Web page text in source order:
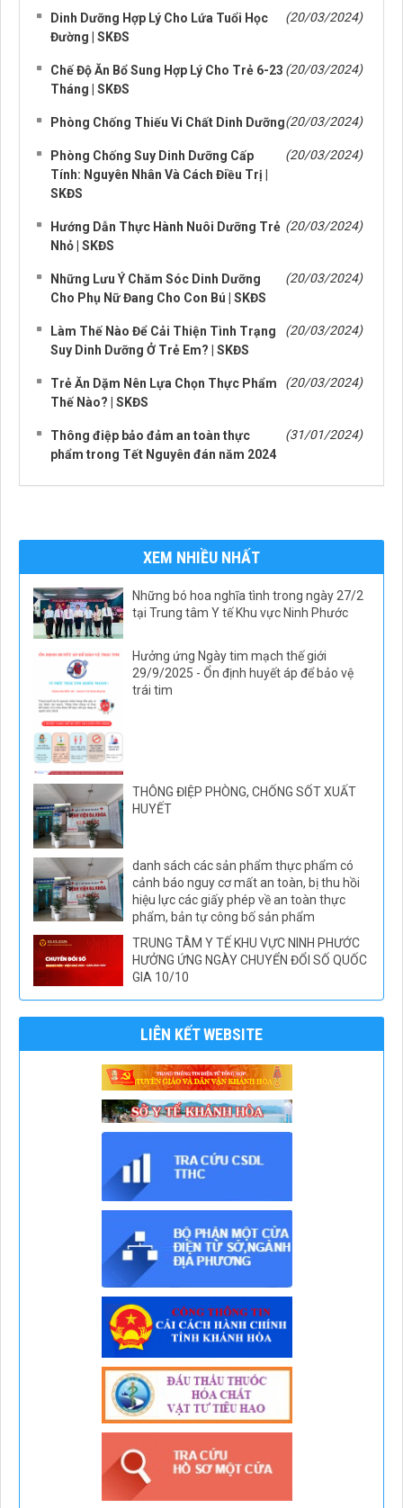
Dinh Dưỡng Hợp Lý Cho Lứa Tuổi Học
Đường | SKĐS
(20/03/2024)
Chế Độ Ăn Bổ Sung Hợp Lý Cho Trẻ 6-23
Tháng | SKĐS
(20/03/2024)
Phòng Chống Thiếu Vi Chất Dinh Dưỡng(20/03/2024)
Phòng Chống Suy Dinh Dưỡng Cấp
Tính: Nguyên Nhân Và Cách Điều Trị |
SKĐS
(20/03/2024)
Hướng Dẫn Thực Hành Nuôi Dưỡng Trẻ
Nhỏ | SKĐS
(20/03/2024)
Những Lưu Ý Chăm Sóc Dinh Dưỡng
Cho Phụ Nữ Đang Cho Con Bú | SKĐS
(20/03/2024)
Làm Thế Nào Để Cải Thiện Tình Trạng
Suy Dinh Dưỡng Ở Trẻ Em? | SKĐS
(20/03/2024)
Trẻ Ăn Dặm Nên Lựa Chọn Thực Phẩm
Thế Nào? | SKĐS
(20/03/2024)
Thông điệp bảo đảm an toàn thực
phẩm trong Tết Nguyên đán năm 2024
(31/01/2024)
XEM NHIỀU NHẤT
Những bó hoa nghĩa tình trong ngày 27/2
tại Trung tâm Y tế Khu vực Ninh Phước
Hưởng ứng Ngày tim mạch thế giới
29/9/2025 - Ổn định huyết áp để bảo vệ
trái tim
THÔNG ĐIỆP PHÒNG, CHỐNG SỐT XUẤT
HUYẾT
danh sách các sản phẩm thực phẩm có
cảnh báo nguy cơ mất an toàn, bị thu hồi
hiệu lực các giấy phép về an toàn thực
phẩm, bản tự công bố sản phẩm
TRUNG TÂM Y TẾ KHU VỰC NINH PHƯỚC
HƯỞNG ỨNG NGÀY CHUYỂN ĐỔI SỐ QUỐC
GIA 10/10
LIÊN KẾT WEBSITE